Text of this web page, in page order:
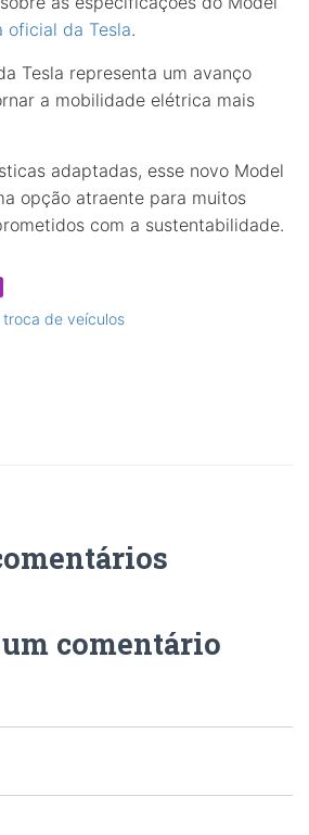
oficial da Tesla.
Tesla representa um avanço
a mobilidade elétrica mais
adaptadas, esse novo Model
opção atraente para muitos
com a sustentabilidade.
troca de veículos
comentário